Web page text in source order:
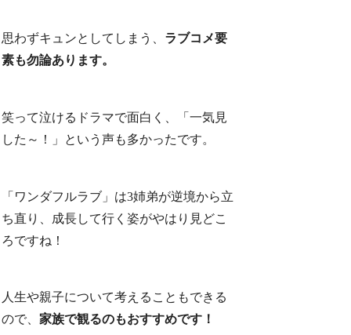
思わずキュンとしてしまう、 ラブコメ要
素も勿論あります。
笑って泣けるドラマで面白く、「一気見
した～！」という声も多かったです。
「ワンダフルラブ」は3姉弟が逆境から立
ち直り、成長して行く姿がやはり見どこ
ろですね！
人生や親子について考えることもできる
ので、家族で観るのもおすすめです！